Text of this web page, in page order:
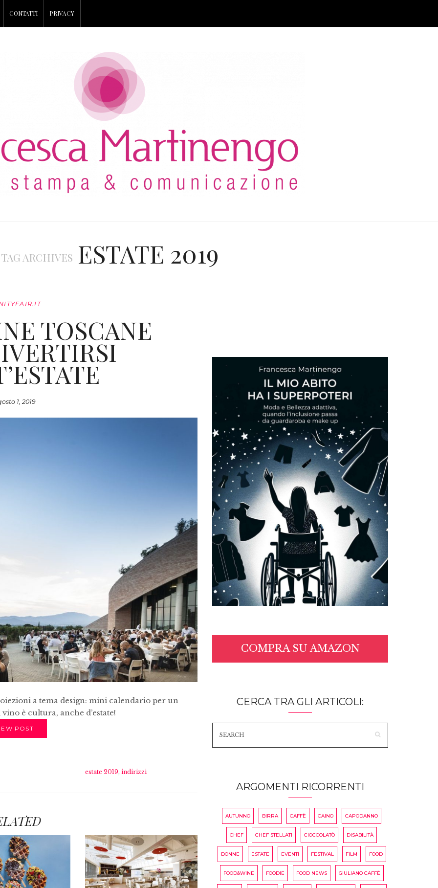
CONTATTI PRIVACY
TAG ARCHIVES ESTATE 2019
TOSCANE
1, 2019
a tema design: mini calendario per un
è cultura, anche d’estate!
POST
estate 2019, indirizzi
COMPRA SU AMAZON
CERCA TRA GLI ARTICOLI:
ARGOMENTI RICORRENTI
AUTUNNO BIRRA CAFFÈ CAINO CAPODANNO
CHEF CHEF STELLATI CIOCCOLATÒ DISABILITÀ
DONNE ESTATE EVENTI FESTIVAL FILM FOOD
FOOD&WINE FOODIE FOOD NEWS GIULIANO CAFFÈ